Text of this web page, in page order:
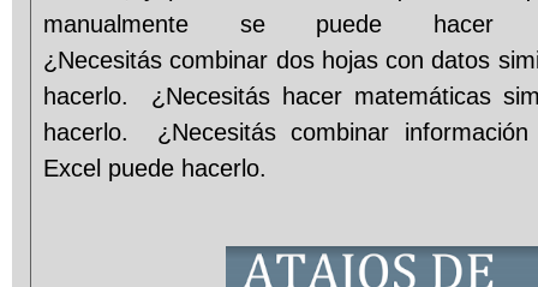
manualmente se puede hacer
¿Necesitás combinar dos hojas con datos
hacerlo. ¿Necesitás hacer matemáticas
hacerlo. ¿Necesitás combinar
Excel puede hacerlo.